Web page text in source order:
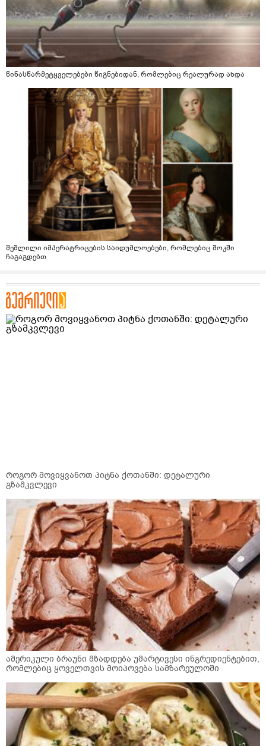
წინასწარმეტყველებები წიგნებიდან, რომლებიც რეალურად ახდა
შეშლილი იმპერატრიცების საიდუმლოებები, რომლებიც შოკში
ჩაგაგდებთ
როგორ მოვიყვანოთ პიტნა ქოთანში: დეტალური
გზამკვლევი
ამერიკული ბრაუნი მზადდება უმარტივესი ინგრედიენტებით,
რომლებიც ყოველთვის მოიპოვება სამზარეულოში